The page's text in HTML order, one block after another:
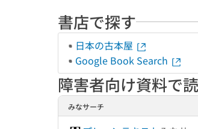
書店で探す
日本の古本屋
Google Book Search
障害者向け資料で
みなサーチ